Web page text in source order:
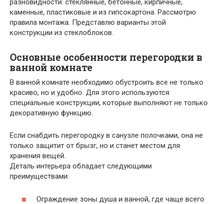
разновидности: стеклянные, бетонные, кирпичные,
каменные, пластиковые и из гипсокартона. Рассмотрю
правила монтажа. Представлю варианты этой
конструкции из стеклоблоков.
Основные особенности перегородки в
ванной комнате
В ванной комнате необходимо обустроить все не только
красиво, но и удобно. Для этого используются
специальные конструкции, которые выполняют не только
декоративную функцию.
Если снабдить перегородку в санузле полочками, она не
только защитит от брызг, но и станет местом для
хранения вещей.
Деталь интерьера обладает следующими
преимуществами:
Ограждение зоны душа и ванной, где чаще всего